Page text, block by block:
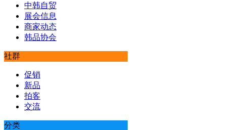
中韩自贸
展会信息
商家动态
韩品协会
社群
促销
新品
拍客
交流
分类